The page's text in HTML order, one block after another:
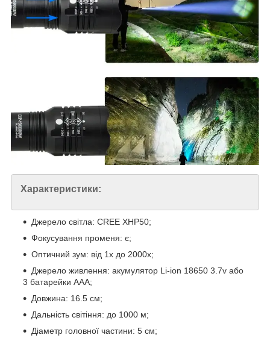
Характеристики:
Джерело світла: CREE XHP50;
Фокусування променя: є;
Оптичний зум: від 1х до 2000х;
Джерело живлення: акумулятор Li-ion 18650 3.7v або
3 батарейки ААА;
Довжина: 16.5 см;
Дальність світіння: до 1000 м;
Діаметр головної частини: 5 см;